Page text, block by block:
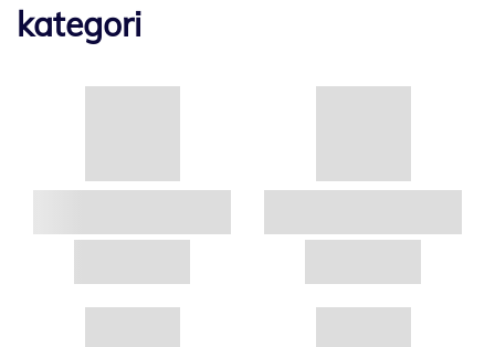
kategori